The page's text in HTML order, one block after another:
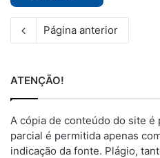
Página anterior
ATENÇÃO!
A cópia de conteúdo do site é
parcial é permitida apenas
indicação da fonte. Plágio,